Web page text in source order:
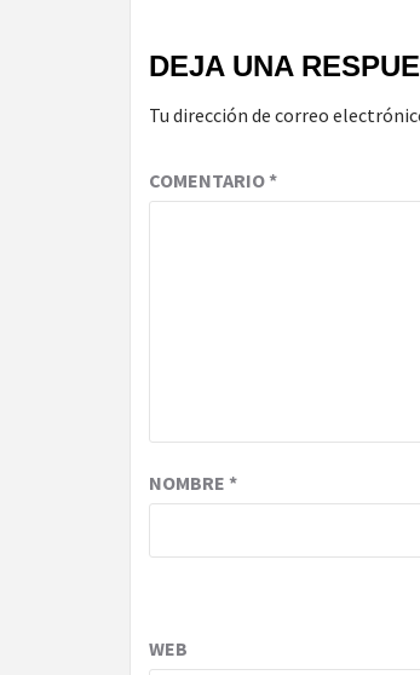
DEJA UNA
Tu dirección de correo
COMENTARIO*
NOMBRE *
WEB